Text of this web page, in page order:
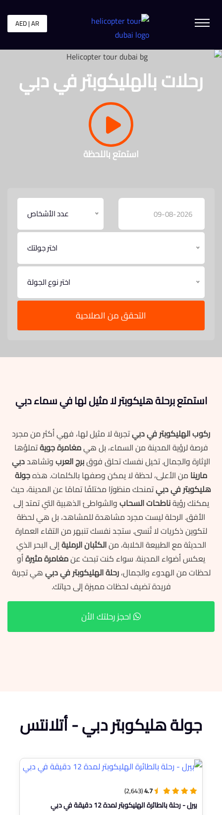
AED | AR
رحلات بالهليكوبتر في دبي
استمتع باللحظة
عدد الأشخاص
اختر جولتك
اختر نوع الجولة
التحقق من الصلاحية
استمتع برحلة هليكوبتر لا مثيل لها في سماء دبي
ركوب الهليكوبتر في دبيتجربة لا مثيل لها، فهي أكثر من مجرد
فرصة لرؤية المدينة من السماء، بل هيمغامرة جويةتملؤها
الإثارة والجمال. تخيل نفسك تحلق فوقبرج العربوتشاهددبي
مارينا من الأعلى، لحظة لا يمكن وصفها بالكلمات. هذهجولة
هليكوبتر في دبيتمنحك منظورًا مختلفًا تمامًا عن المدينة، حيث
يمكنك رؤيةناطحات السحابوالشواطئ الذهبية التي تمتد إلى
الأفق. الرحلة ليست مجرد مشاهدة للمشاهد، بل هي لحظة
لتكوين ذكريات لا تُنسى. ستجد نفسك تنبهر من التقاء العمارة
الحديثة مع الطبيعة الخلابة، منالكثبان الرمليةإلى البحر الذي
يعكس أضواء المدينة. سواء كنت تبحث عنمغامرة مثيرةأو
لحظات من الهدوء والجمال،رحلة الهليكوبتر في دبيهي تجربة
فريدة تضيف لحظات مميزة إلى حياتك.
احجز رحلتك الأن
جولة هليكوبتر دبي - أتلانتس
4.7
(2,643)
بيرل - رحلة بالطائرة الهليكوبتر لمدة 12 دقيقة في دبي